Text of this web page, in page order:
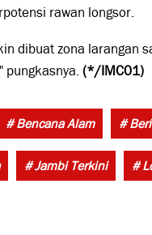
rawan longsor.
dibuat zona larangan
pungkasnya. (*/IMC01)
# Bencana Alam #
# Jambi Terkini #